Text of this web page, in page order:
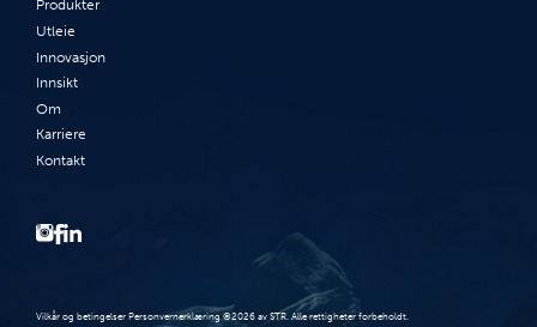
Produkter
Utleie
Innovasjon
Innsikt
Om
Karriere
Kontakt
Vilkår og betingelser Personvernerklæring ©2026 av STR. Alle rettigheter forbeholdt.